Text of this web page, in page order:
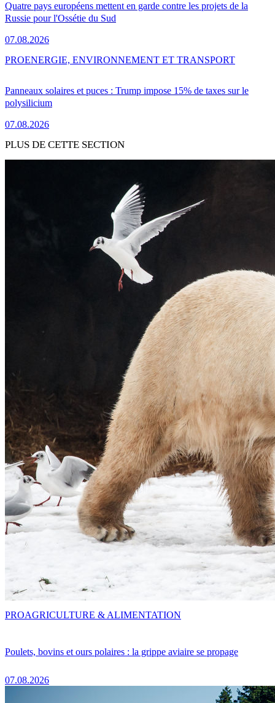
Quatre pays européens mettent en garde contre les projets de la
Russie pour l'Ossétie du Sud
07.08.2026
Panneaux solaires et puces : Trump impose 15% de taxes sur le
polysilicium
07.08.2026
PROENERGIE, ENVIRONNEMENT ET TRANSPORT
PLUS DE CETTE SECTION
Poulets, bovins et ours polaires : la grippe aviaire se propage
07.08.2026
PROAGRICULTURE & ALIMENTATION